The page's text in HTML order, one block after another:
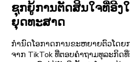
ຊຸກຍູ້ການຕັດສິນໃຈທີ່ອີງ
ຍຸດທະສາດ
ກໍານົດໂອກາດການຂະຫຍາຍຕົວໂດ
ຈາກ TikTok ທີ່ຕອບຄໍາຖາມທຸລະກິດ